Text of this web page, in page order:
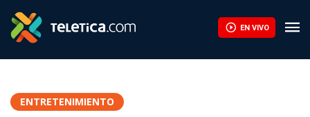
EN VIVO
ENTRETENIMIENTO